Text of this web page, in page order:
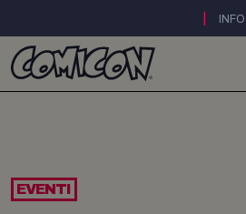
INFO
EVENTI